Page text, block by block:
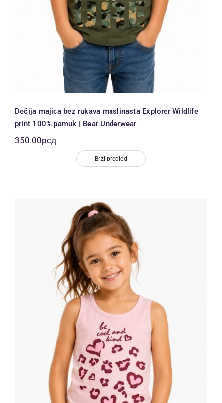
Dečija majica bez rukava maslinasta Explorer Wildlife
print 100% pamuk | Bear Underwear
350.00рсд
Brzi pregled
Dečija majica bez rukava roze leopard
srca Be Cool print 100% pamuk | Bear
Underwear